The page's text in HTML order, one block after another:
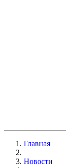
Главная
Новости